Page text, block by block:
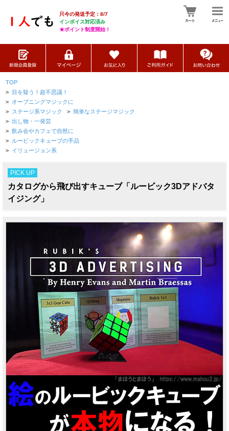
只今の発送予定：8/7
インボイス対応済み
★ポイント制度開始！
TOP
> 目を疑う！超不思議！
> オープニングマジックに
> ステージ系マジック > 簡単なステージマジック
> 出し物・一発芸
> 飲み会やカフェで自然に
> ルービックキューブの手品
> イリュージョン系
PICK UP
カタログから飛び出すキューブ「ルービック3Dアドバタ
イジング」